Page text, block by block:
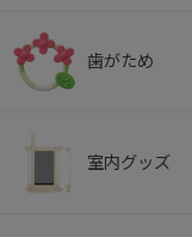
歯がため
室内グッズ